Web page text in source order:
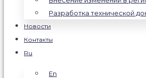
Разработка технической
Новости
Контакты
Ru
En